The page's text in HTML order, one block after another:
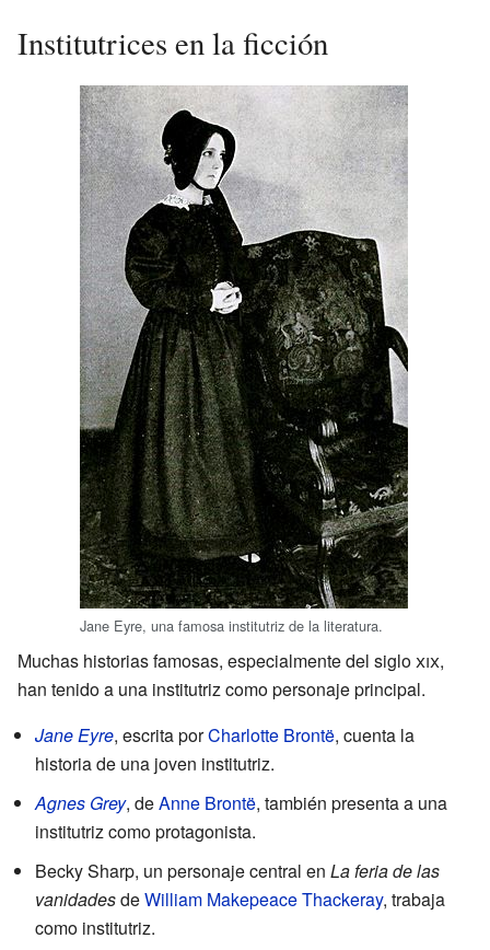
Institutrices en la ficción
Jane Eyre, una famosa institutriz de la literatura.
Muchas historias famosas, especialmente del sigloxix,
han tenido a una institutriz como personaje principal.
Jane Eyre, escrita porCharlotte Brontë, cuenta la
historia de una joven institutriz.
Agnes Grey, deAnne Brontë, también presenta a una
institutriz como protagonista.
Becky Sharp, un personaje central en La feria de las
vanidadesdeWilliam Makepeace Thackeray, trabaja
como institutriz.